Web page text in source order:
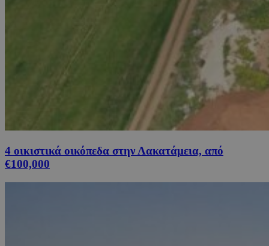
4 οικιστικά οικόπεδα στην Λακατάμεια, από
€100,000